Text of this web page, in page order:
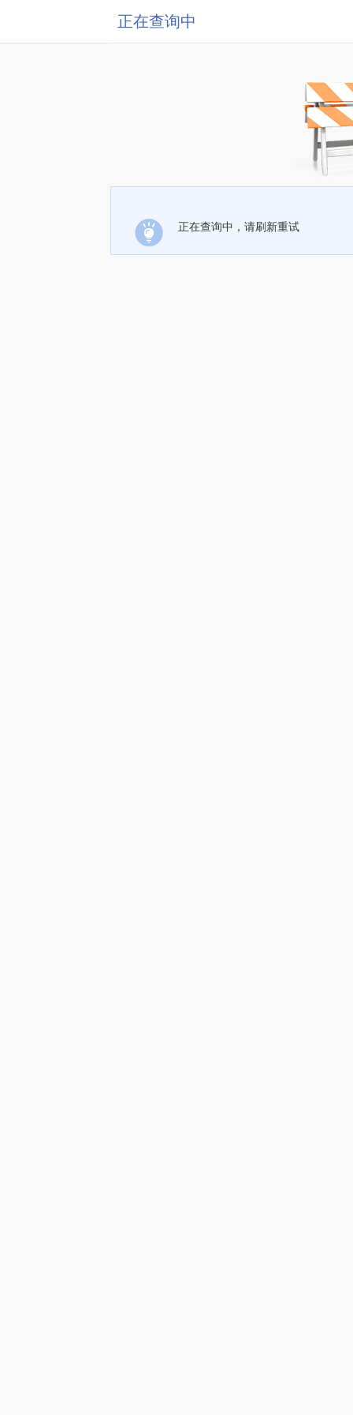
正在查询中
正在查询中，请刷新重试